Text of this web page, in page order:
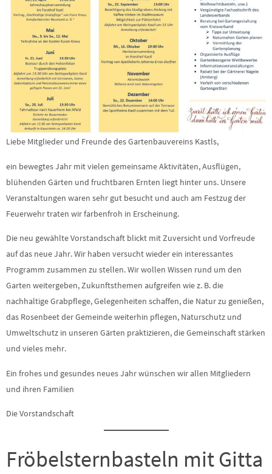
Liebe Mitglieder und Freunde des Gartenbauvereins Kastls,
ein bewegtes Jahr mit vielen gemeinsame Aktivitäten, Ausflügen,
blühenden Gärten und fruchtbaren Ernten liegt hinter uns. Unsere
Veranstaltungen waren sehr gut besucht und auch am Festzug der
Feuerwehr traten wir farbenfroh in Erscheinung.
Die neu gewählte Vorstandschaft blickt mit Zuversicht und Vorfreude
auf das neue Jahr. Wir haben versucht wieder ein interessantes
Programm zusammen zu stellen. Wir wollen Wissen rund um den
Garten weitergeben, Zukunftsthemen aufgreifen wie z. B. die
nachhaltige Grabpflege, Gelegenheiten schaffen, die Natur zu genießen,
das Rosenbeet der Gemeinde weiterhin pflegen, Naturschutz und
Umweltschutz in unseren Gärten praktizieren, die Gemeinschaft stärken
und vieles mehr.
Ein frohes und gesundes neues Jahr wünschen wir allen Mitgliedern
und ihren Familien
Die Vorstandschaft
Fröbelsternbasteln mit Gitta